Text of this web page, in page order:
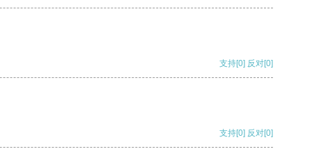
支持[0] 反对[0]
支持[0] 反对[0]